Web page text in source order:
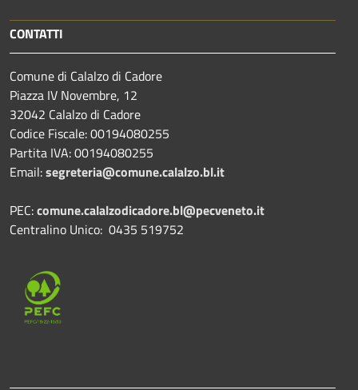
CONTATTI
Comune di Calalzo di Cadore
Piazza IV Novembre, 12
32042 Calalzo di Cadore
Codice Fiscale: 00194080255
Partita IVA: 00194080255
Email:segreteria@comune.calalzo.bl.it
PEC:comune.calalzodicadore.bl@pecveneto.it
Centralino Unico: 0435 519752